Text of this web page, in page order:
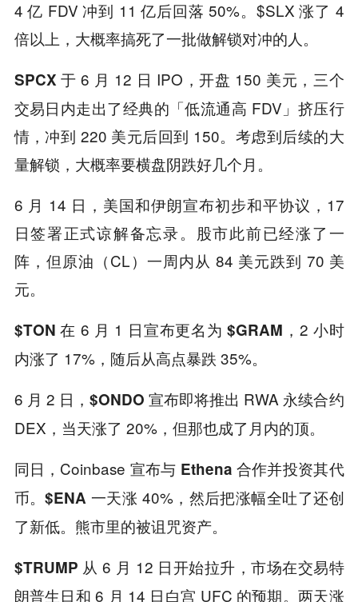
4 亿 FDV 冲到 11 亿后回落 50%。$SLX 涨了 4
倍以上，大概率搞死了一批做解锁对冲的人。
SPCX 于 6 月 12 日 IPO，开盘 150 美元，三个
交易日内走出了经典的「低流通高 FDV」挤压行
情，冲到 220 美元后回到 150。考虑到后续的大
量解锁，大概率要横盘阴跌好几个月。
6 月 14 日，美国和伊朗宣布初步和平协议，17
日签署正式谅解备忘录。股市此前已经涨了一
阵，但原油（CL）一周内从 84 美元跌到 70 美
元。
$TON 在 6 月 1 日宣布更名为$GRAM ，2 小时
内涨了 17%，随后从高点暴跌 35%。
6 月 2 日， $ONDO 宣布即将推出 RWA 永续合约
DEX，当天涨了 20%，但那也成了月内的顶。
同日，Coinbase 宣布与 Ethena 合作并投资其代
币。$ENA 一天涨 40%，然后把涨幅全吐了还创
了新低。熊市里的被诅咒资产。
$TRUMP 从 6 月 12 日开始拉升，市场在交易特
朗普生日和 6 月 14 日白宫 UFC 的预期。两天涨